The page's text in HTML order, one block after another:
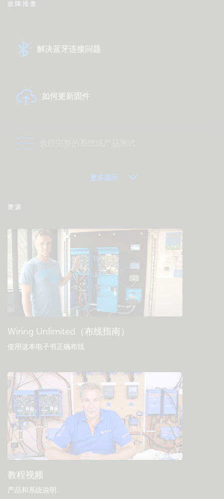
故障排查
解决蓝牙连接问题
如何更新固件
检查社区知识库
一般下载和文档
更多显示
资源
Wiring Unlimited（布线指南）
使用这本电子书正确布线.
教程视频
产品和系统说明 .